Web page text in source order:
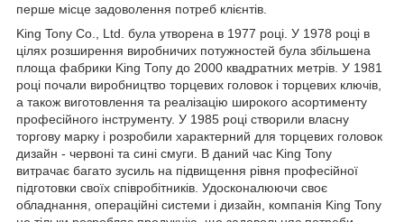
перше місце задоволення потреб клієнтів.
King Tony Co., Ltd. була утворена в 1977 році. У 1978 році в
цілях розширення виробничих потужностей була збільшена
площа фабрики King Топу до 2000 квадратних метрів. У 1981
році почали виробництво торцевих головок і торцевих ключів,
а також виготовлення та реалізацію широкого асортименту
професійного інструменту. У 1985 році створили власну
торгову марку і розробили характерний для торцевих головок
дизайн - червоні та сині смуги. В даний час King Tony
витрачає багато зусиль на підвищення рівня професійної
підготовки своїх співробітників. Удосконалюючи своє
обладнання, операційні системи і дизайн, компанія King Tony